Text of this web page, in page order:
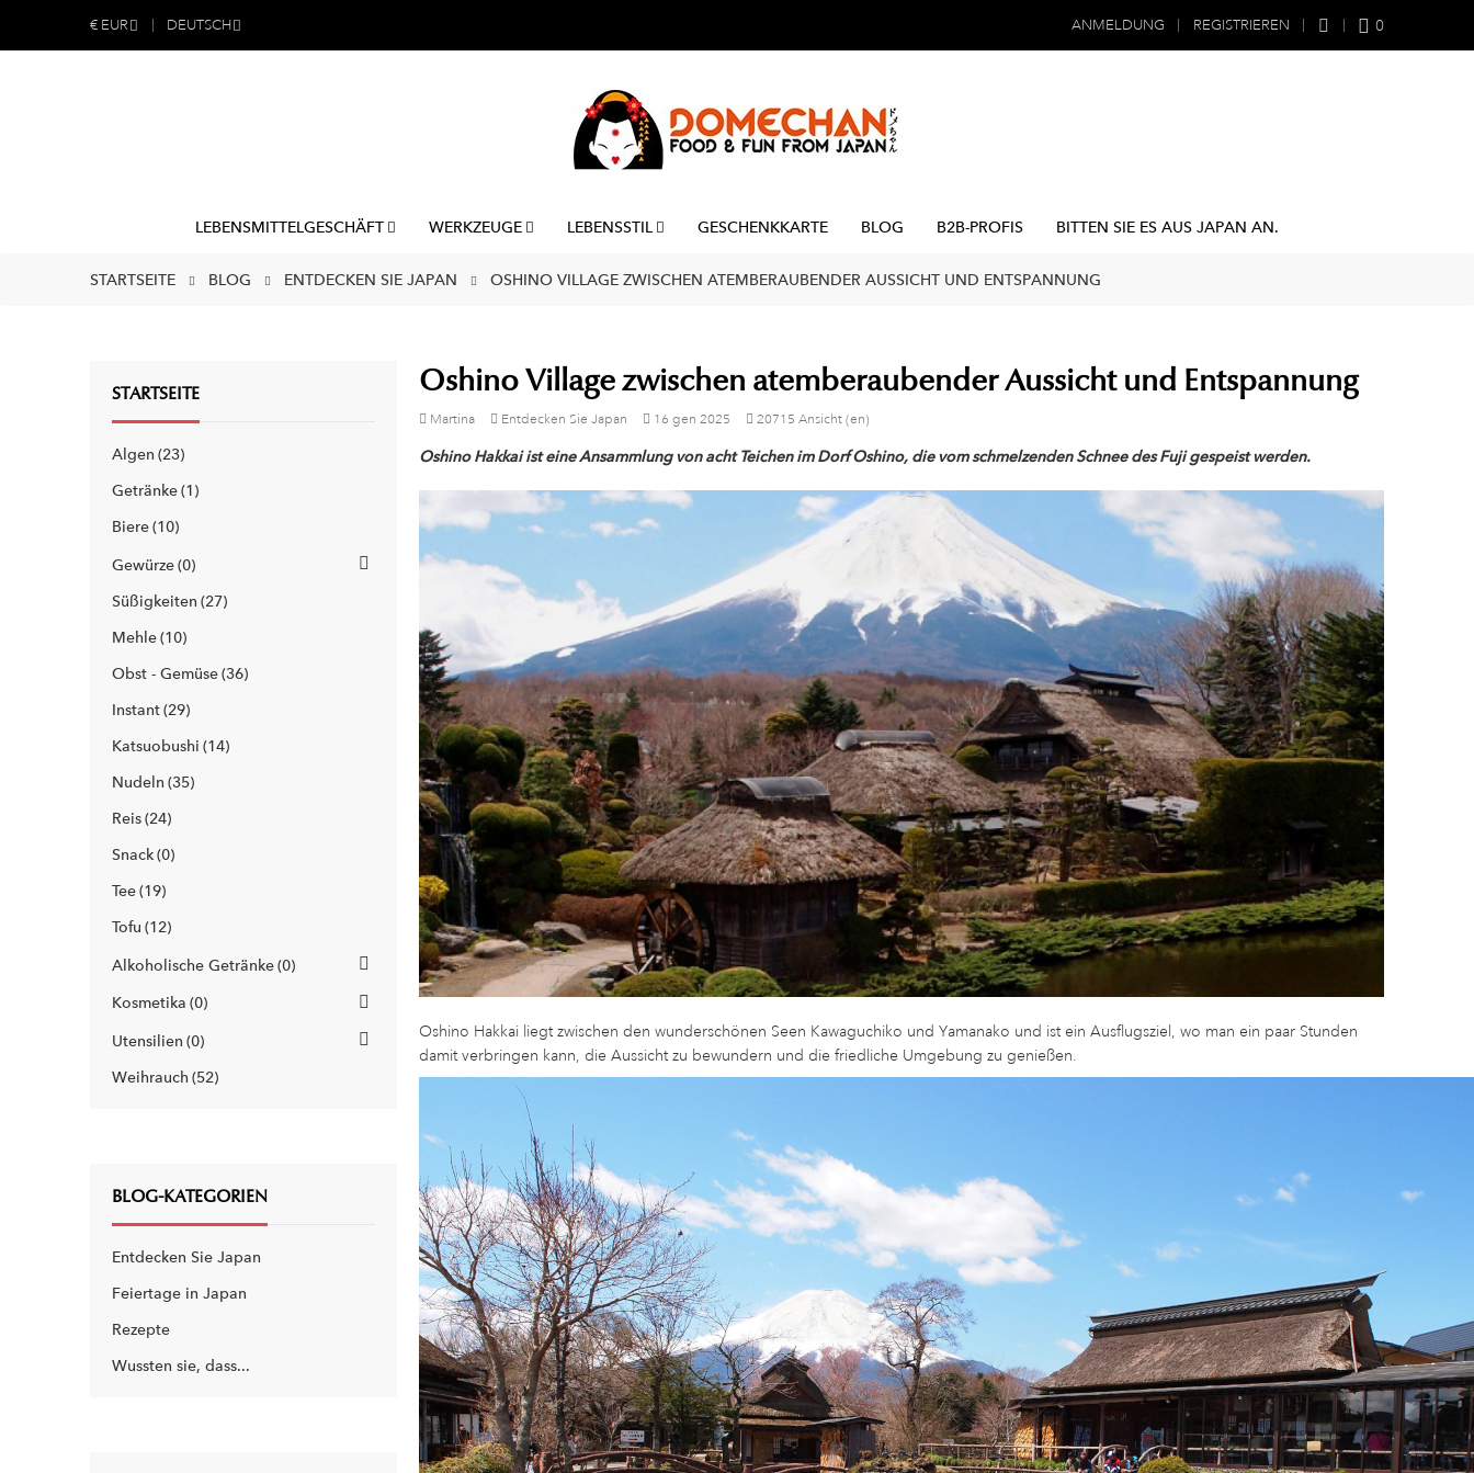
€ EUR DEUTSCH ANMELDUNG REGISTRIEREN 0
LEBENSMITTELGESCHÄFT WERKZEUGE LEBENSSTIL GESCHENKKARTE BLOG B2B-PROFIS BITTEN SIE ES AUS JAPAN AN.
STARTSEITE BLOG ENTDECKEN SIE JAPAN OSHINO VILLAGE ZWISCHEN ATEMBERAUBENDER AUSSICHT UND ENTSPANNUNG
STARTSEITE
Algen 23
Getränke 1
Biere 10
Gewürze 0
Süßigkeiten 27
Mehle 10
Obst - Gemüse 36
Instant 29
Katsuobushi 14
Nudeln 35
Reis 24
Snack 0
Tee 19
Tofu 12
Alkoholische Getränke 0
Kosmetika 0
Utensilien 0
Weihrauch 52
BLOG-KATEGORIEN
Entdecken Sie Japan
Feiertage in Japan
Rezepte
Wussten sie, dass...
Oshino Village zwischen atemberaubender Aussicht und Entspannung
Martina Entdecken Sie Japan 16 gen 2025 20715 Ansicht (en)
Oshino Hakkai ist eine Ansammlung von acht Teichen im Dorf Oshino, die vom schmelzenden Schnee des Fuji gespeist werden.
Oshino Hakkai liegt zwischen den wunderschönen Seen Kawaguchiko und Yamanako und ist ein Ausflugsziel, wo man ein paar Stunden
damit verbringen kann, die Aussicht zu bewundern und die friedliche Umgebung zu genießen.